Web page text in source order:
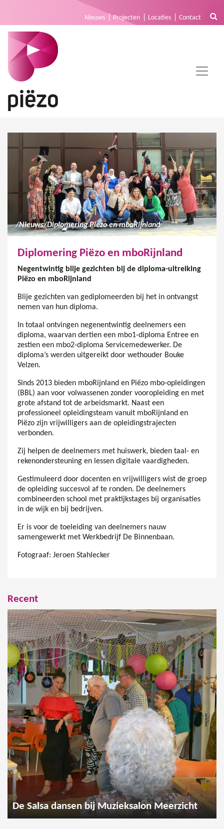
Nieuws Projecten Locaties Contact
/Nieuws/Diplomering Piëzo en mboRijnland
Diplomering Piëzo en mboRijnland
Negentwintig blije gezichten bij de diploma-uitreiking
Piëzo en mboRijnland
Blije gezichten van gediplomeerden bij het in ontvangst
nemen van hun diploma.
In totaal ontvingen negenentwintig deelnemers een
diploma, waarvan dertien een mbo1-diploma Entree en
zestien een mbo2-diploma Servicemedewerker. De
diploma’s werden uitgereikt door wethouder Bouke
Velzen.
Sinds 2013 bieden mboRijnland en Piëzo mbo-opleidingen
(BBL) aan voor volwassenen zonder vooropleiding en met
grote afstand tot de arbeidsmarkt. Naast een
professioneel opleidingsteam vanuit mboRijnland en
Piëzo zijn vrijwilligers aan de opleidingstrajecten
verbonden.
Zij helpen de deelnemers met huiswerk, bieden taal- en
rekenondersteuning en lessen digitale vaardigheden.
Gestimuleerd door docenten en vrijwilligers wist de groep
de opleiding succesvol af te ronden. De deelnemers
combineerden school met praktijkstages bij organisaties
in de wijk en bij bedrijven.
Er is voor de toeleiding van deelnemers nauw
samengewerkt met Werkbedrijf De Binnenbaan.
Fotograaf: Jeroen Stahlecker
Recent
De Salsa dansen bij Muzieksalon Meerzicht